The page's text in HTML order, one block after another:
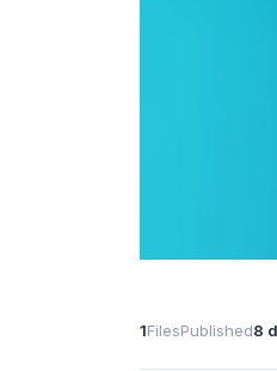
1FilesPublished8